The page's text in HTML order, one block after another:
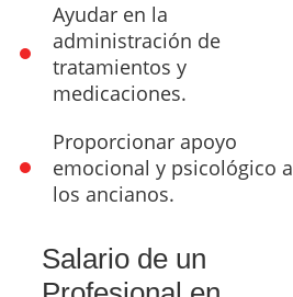
Ayudar en la
administración de
tratamientos y
medicaciones.
Proporcionar apoyo
emocional y psicológico a
los ancianos.
Salario de un